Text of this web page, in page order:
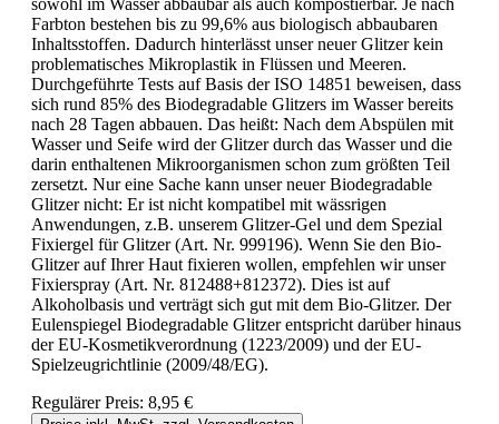
sowohl im Wasser abbaubar als auch kompostierbar. Je nach
Farbton bestehen bis zu 99,6% aus biologisch abbaubaren
Inhaltsstoffen. Dadurch hinterlässt unser neuer Glitzer kein
problematisches Mikroplastik in Flüssen und Meeren.
Durchgeführte Tests auf Basis der ISO 14851 beweisen, dass
sich rund 85% des Biodegradable Glitzers im Wasser bereits
nach 28 Tagen abbauen. Das heißt: Nach dem Abspülen mit
Wasser und Seife wird der Glitzer durch das Wasser und die
darin enthaltenen Mikroorganismen schon zum größten Teil
zersetzt. Nur eine Sache kann unser neuer Biodegradable
Glitzer nicht: Er ist nicht kompatibel mit wässrigen
Anwendungen, z.B. unserem Glitzer-Gel und dem Spezial
Fixiergel für Glitzer (Art. Nr. 999196). Wenn Sie den Bio-
Glitzer auf Ihrer Haut fixieren wollen, empfehlen wir unser
Fixierspray (Art. Nr. 812488+812372). Dies ist auf
Alkoholbasis und verträgt sich gut mit dem Bio-Glitzer. Der
Eulenspiegel Biodegradable Glitzer entspricht darüber hinaus
der EU-Kosmetikverordnung (1223/2009) und der EU-
Spielzeugrichtlinie (2009/48/EG).
Regulärer Preis: 8,95 €